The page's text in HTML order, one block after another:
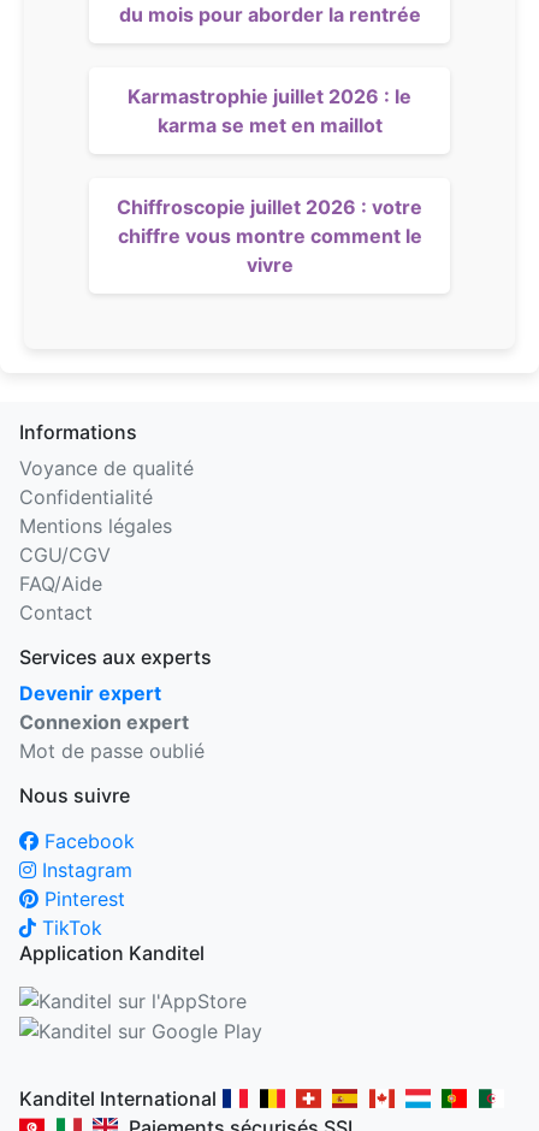
du mois pour aborder la rentrée
Karmastrophie juillet 2026 : le
karma se met en maillot
Chiffroscopie juillet 2026 : votre
chiffre vous montre comment le
vivre
Informations
Voyance de qualité
Confidentialité
Mentions légales
CGU/CGV
FAQ/Aide
Contact
Services aux experts
Devenir expert
Connexion expert
Mot de passe oublié
Nous suivre
Facebook
Instagram
Pinterest
TikTok
Application Kanditel
Kanditel International